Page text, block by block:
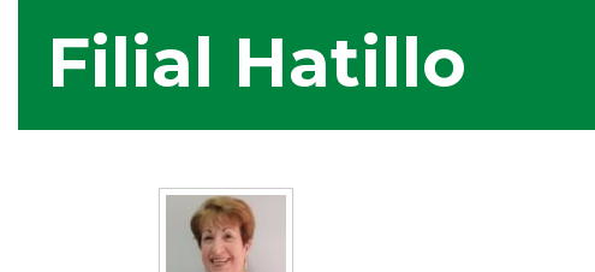
Filial Hatillo